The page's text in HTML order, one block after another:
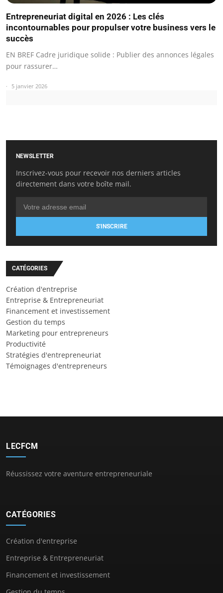
Entrepreneuriat digital en 2026 : Les clés
incontournables pour propulser votre business vers le
succès
EN BREF Cadre juridique solide : Publier des annonces légales
pour rassurer…
5 janvier 2026
NEWSLETTER
Inscrivez-vous pour recevoir nos derniers articles
directement dans votre boîte mail.
S'INSCRIRE
CATÉGORIES
Création d'entreprise
Entreprise & Entrepreneuriat
Financement et investissement
Gestion du temps
Marketing pour entrepreneurs
Productivité
Stratégies d'entrepreneuriat
Témoignages d'entrepreneurs
LECFCM
Réussissez votre aventure entrepreneuriale
CATÉGORIES
Création d'entreprise
Entreprise & Entrepreneuriat
Financement et investissement